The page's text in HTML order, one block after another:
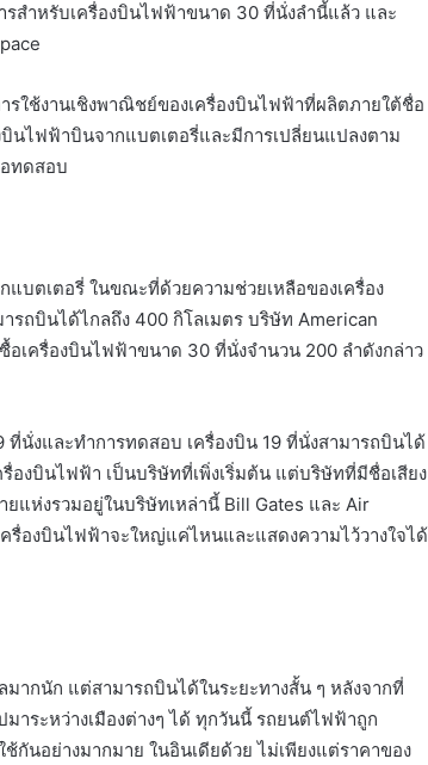
สำหรับเครื่องบินไฟฟ้าขนาด 30 ที่นั่งลำนี้แล้ว และ
ใช้งานเชิงพาณิชย์ของเครื่องบินไฟฟ้าที่ผลิตภายใต้ชื่อ
บินไฟฟ้าบินจากแบตเตอรี่และมีการเปลี่ยนแปลงตาม
ทดสอบ
บตเตอรี่ ในขณะที่ด้วยความช่วยเหลือของเครื่อง
รถบินได้ไกลถึง 400 กิโลเมตร บริษัท American
เครื่องบินไฟฟ้าขนาด 30 ที่นั่งจำนวน 200 ลำดังกล่าว
นั่งและทำการทดสอบ เครื่องบิน 19 ที่นั่งสามารถบินได้
องบินไฟฟ้า เป็นบริษัทที่เพิ่งเริ่มต้น แต่บริษัทที่มีชื่อเสียง
แห่งรวมอยู่ในบริษัทเหล่านี้ Bill Gates และ Air
รื่องบินไฟฟ้าจะใหญ่แค่ไหนและแสดงความไว้วางใจได้
ากนัก แต่สามารถบินได้ในระยะทางสั้น ๆ หลังจากที่
าระหว่างเมืองต่างๆ ได้ ทุกวันนี้ รถยนต์ไฟฟ้าถูก
นอย่างมากมาย ในอินเดียด้วย ไม่เพียงแต่ราคาของ